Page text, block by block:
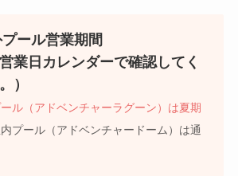
ール営業期間
業日カレンダーで確認してく
）
ル（アドベンチャーラグーン）は夏期
プール（アドベンチャードーム）は通